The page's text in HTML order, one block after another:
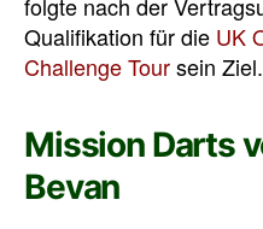
Qualifikation für die UK
Challenge Toursein Ziel.
Mission Darts
Bevan